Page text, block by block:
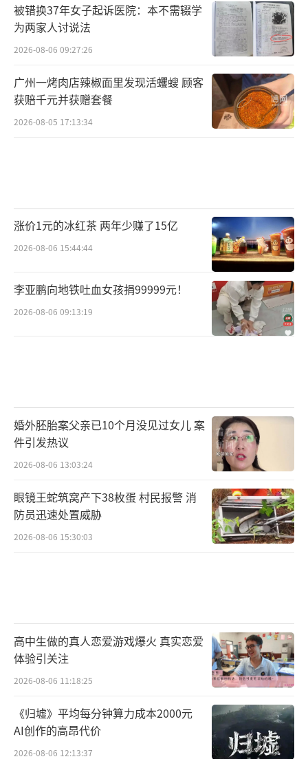
广西壮族自治区贺州市八步桂康药店第二
分店空刷套取医保基金案
国家医保局专项飞行检查组对广西壮族自
治区贺州市八步桂康药店第二分店进行突击检
查时发现，位于一楼的该药店与二楼贺州桂康
取走药品，将刷的个人账户金额存到桂康中医
诊所的充值账户上，后续在诊所进行推拿、理
疗及购买药品等。如参保人覃*兰于4月26日在
该药店刷医保个人账户购买多种中药，未取走
中药，药店将个账金额转至桂康中医诊所的充
值系统，此违规行为在店内当日监控视频中也
得到印证。同时检查组电话联系在该药店医保
二分店的行为涉嫌空刷医保个人账户套取医保
基金，目前已移交当地医保部门进一步深入核
查处置。
医保部门郑重提醒广大定点零售药店，通过倒
卖“回流药”、空刷、串换、骗取或套取医保
基金，均是违反医疗保障相关法律法规的违法
为。同时，也提醒广大参保人，自觉规范就医
购药行为，合规使用医保基金。如发现社会保
障卡遗失或被盗刷，请立即向公安部门报案，
如发现“回流药”相关线索，请主动提交医保
等相关部门，切实维护自身合法权益，共同守
护医保基金安全。
被错换37年女子起诉医院：本不需辍学
为两家人讨说法
2026-08-06 09:27:26
广州一烤肉店辣椒面里发现活蠼螋 顾客
获赔千元并获赠套餐
2026-08-05 17:13:34
涨价1元的冰红茶 两年少赚了15亿
2026-08-06 15:44:44
李亚鹏向地铁吐血女孩捐99999元！
2026-08-06 09:13:19
婚外胚胎案父亲已10个月没见过女儿 案
件引发热议
2026-08-06 13:03:24
眼镜王蛇筑窝产下38枚蛋 村民报警 消
防员迅速处置威胁
2026-08-06 15:30:03
高中生做的真人恋爱游戏爆火 真实恋爱
体验引关注
2026-08-06 11:18:25
《归墟》平均每分钟算力成本2000元
AI创作的高昂代价
2026-08-06 12:13:37